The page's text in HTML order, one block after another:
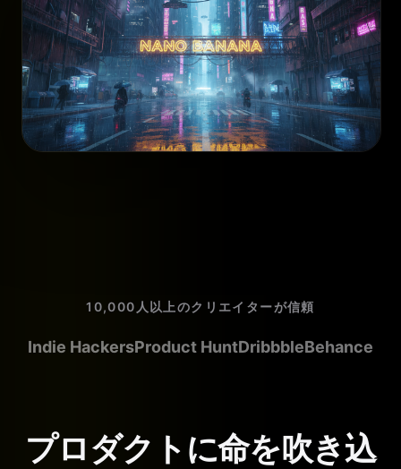
10,000人以上のクリエイターが信頼
Indie HackersProduct HuntDribbbleBehance
プロダクトに命を吹き込